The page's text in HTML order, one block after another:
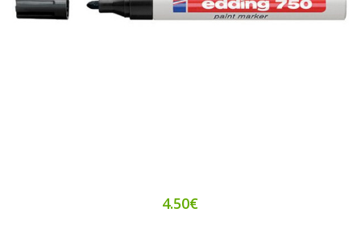
4.50€